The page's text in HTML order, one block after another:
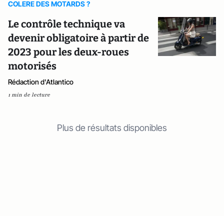
COLERE DES MOTARDS ?
Le contrôle technique va
devenir obligatoire à partir de
2023 pour les deux-roues
motorisés
Rédaction d'Atlantico
1 min de lecture
Plus de résultats disponibles